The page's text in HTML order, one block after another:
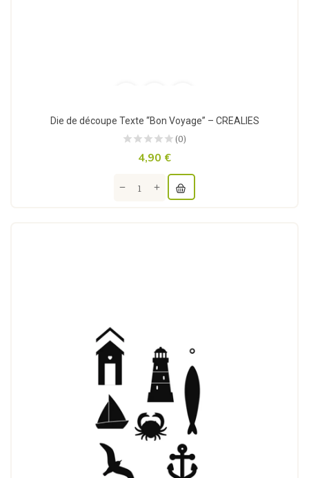
Die de découpe Texte “Bon Voyage” – CREALIES
(0)
4,90 €